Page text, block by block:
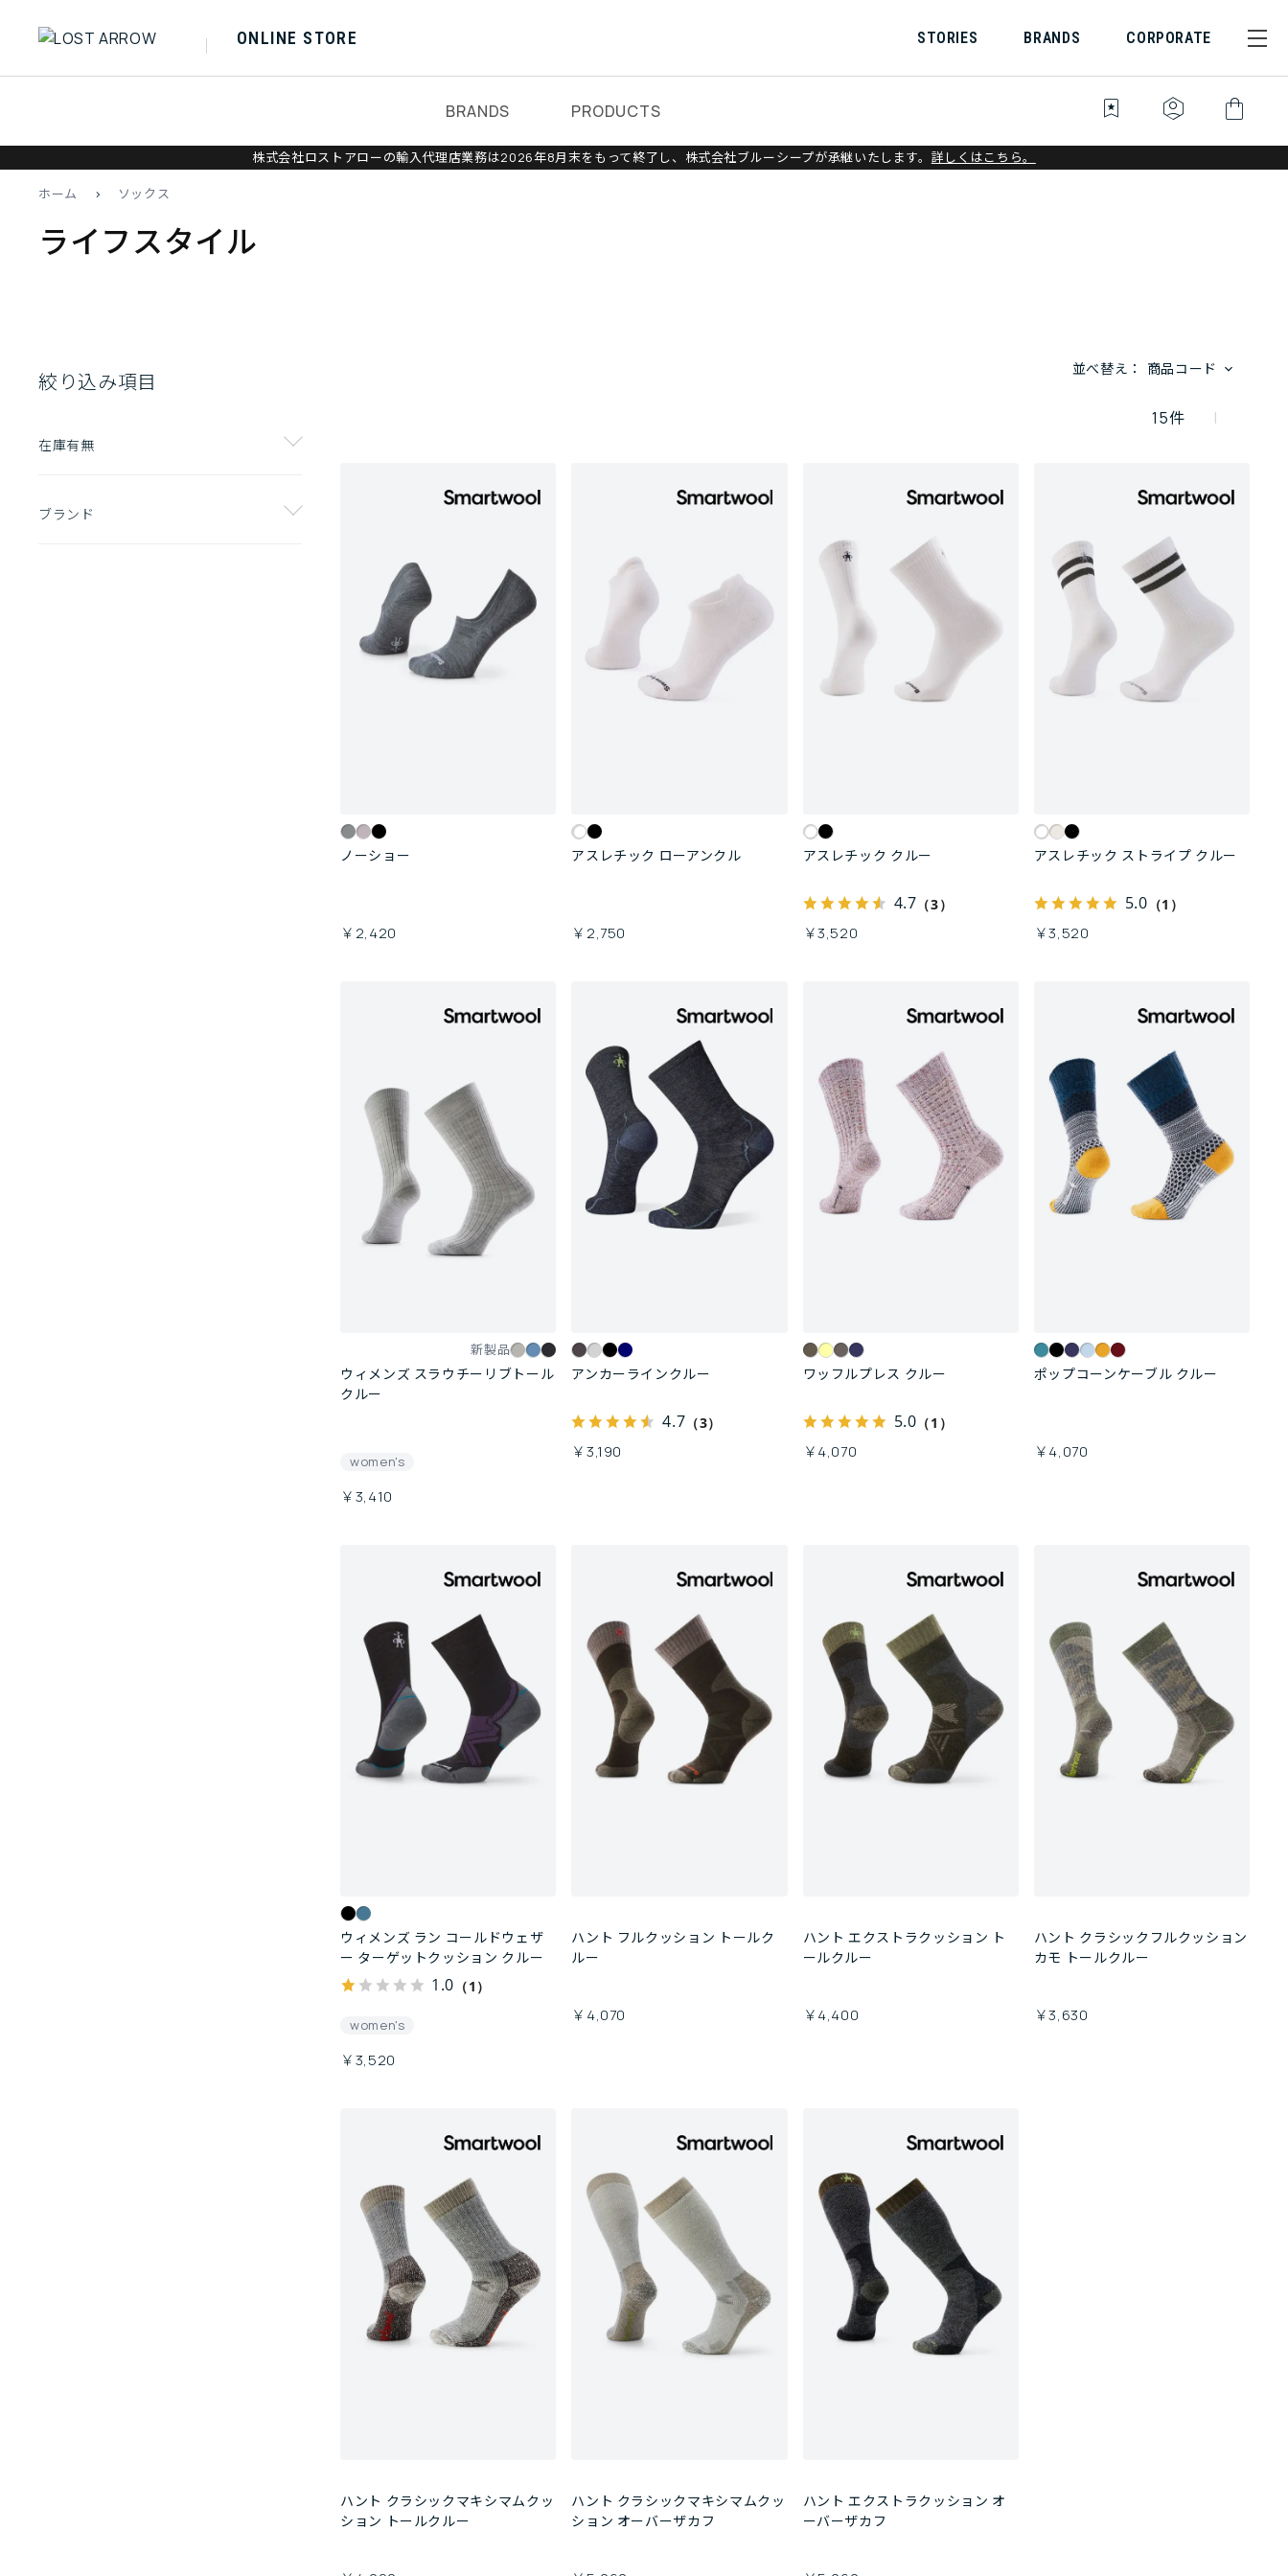
ONLINE STORE STORIES BRANDS CORPORATE
BRANDS PRODUCTS bookmark_star identity_platform shopping_bag
株式会社ロストアローの輸入代理店業務は2026年8月末をもって終了し、株式会社ブルーシープが承継いたします。 詳しくはこちら。
ホーム > ソックス
ライフスタイル
絞り込み項目
在庫有無
ブランド
並べ替え： 商品コード
15件
ノーショー
￥2,420
アスレチック ローアンクル
￥2,750
アスレチック クルー
4.7 （3）
￥3,520
アスレチック ストライプ クルー
5.0 （1）
￥3,520
新製品
ウィメンズ スラウチーリブトール
クルー
women's
￥3,410
アンカーラインクルー
4.7 （3）
￥3,190
ワッフルプレス クルー
5.0 （1）
￥4,070
ポップコーンケーブル クルー
￥4,070
ウィメンズ ラン コールドウェザ
ー ターゲットクッション クルー
1.0 （1）
women's
￥3,520
ハント フルクッション トールク
ルー
￥4,070
ハント エクストラクッション ト
ールクルー
￥4,400
ハント クラシックフルクッション
カモ トールクルー
￥3,630
ハント クラシックマキシマムクッ
ション トールクルー
ハント クラシックマキシマムクッ
ション オーバーザカフ
ハント エクストラクッション オ
ーバーザカフ